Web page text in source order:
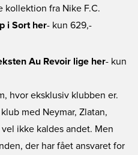
kollektion fra Nike F.C.
i Sort her- kun 629,-
Au Revoir lige her- kun
hvor eksklusiv klubben er.
med Neymar, Zlatan,
ikke kaldes andet. Men
der har fået ansvaret for